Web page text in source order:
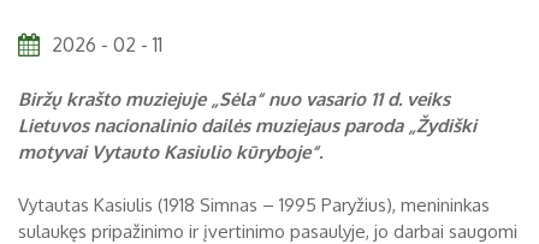
Šeimoms
Biržai ir Radvilos
Biržų tvirtovės arsenalas
Religijos RUGPJŪTIS 2026
2026 - 02 - 11
Biržų krašto muziejuje „Sėla“ nuo vasario 11 d. veiks
Lietuvos nacionalinio dailės muziejaus paroda „Žydiški
motyvai Vytauto Kasiulio kūryboje“.
Vytautas Kasiulis (1918 Simnas – 1995 Paryžius), menininkas
sulaukęs pripažinimo ir įvertinimo pasaulyje, jo darbai saugomi